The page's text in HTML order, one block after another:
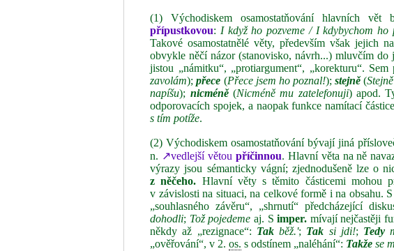
(1) Východiskem osamostatňování hlavních vět
přípustkovou: I když ho pozveme / I kdybychom ho
Takové osamostatnělé věty, především však jejich
obvykle něčí názor (stanovisko, návrh...) mluvčím
jistou „námitku“, „protiargument“, „korekturu“.
zavolám);přece (Přece jsem ho poznal!);stejně(
napíšu); nicméně(Nicméně mu zatelefonuji) apod.
odporovacích spojek, a naopak funkce namítací
s tím potíže.
(2) Východiskem osamostatňování bývají jiná
n. ↗vedlejší větou příčinnou. Hlavní věta na ně
výrazy jsou sémanticky vágní; zjednodušeně lze o
z něčeho. Hlavní věty s těmito částicemi mohou
v závislosti na situaci, na celkové formě i na obsahu. S
„souhlasného závěru“, „shrnutí“ předcházející
dohodli; Tož pojedeme aj. Simper. mívají nejčastěji
někdy až „rezignace“: Tak běž.'; Tak si jdi!; Tedy
„ověřování“, v 2.os. s odstínem „naléhání“: Takže se